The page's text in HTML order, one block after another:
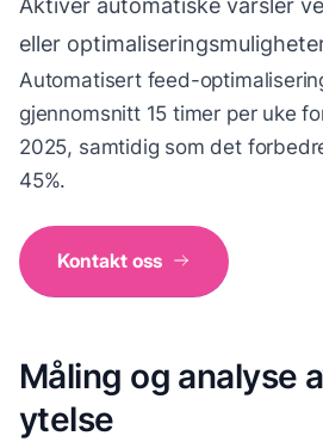
Aktiver automatiske varsler
eller
Automatisert feed-
gjennomsnitt 15 timer per uke
2025, samtidig som det
45%.
Kontakt oss
Måling og analyse
ytelse